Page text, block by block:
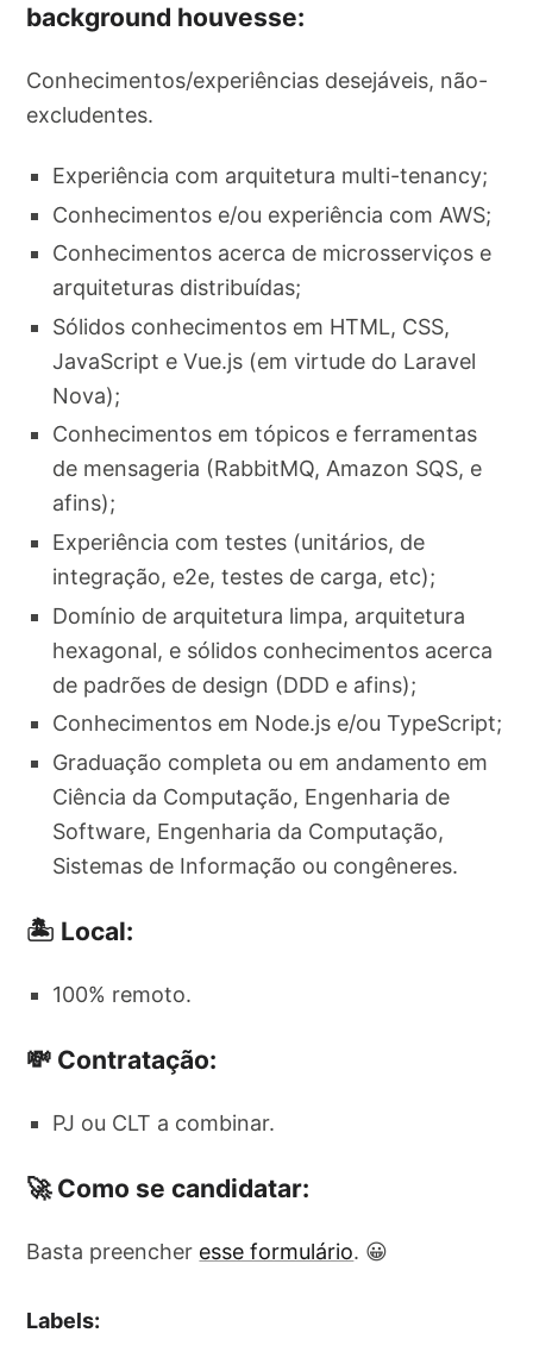
background houvesse:
Conhecimentos/experiências desejáveis, não-
excludentes.
Experiência com arquitetura multi-tenancy;
Conhecimentos e/ou experiência com AWS;
Conhecimentos acerca de microsserviços e
arquiteturas distribuídas;
Sólidos conhecimentos em HTML, CSS,
JavaScript e Vue.js (em virtude do Laravel
Nova);
Conhecimentos em tópicos e ferramentas
de mensageria (RabbitMQ, Amazon SQS, e
afins);
Experiência com testes (unitários, de
integração, e2e, testes de carga, etc);
Domínio de arquitetura limpa, arquitetura
hexagonal, e sólidos conhecimentos acerca
de padrões de design (DDD e afins);
Conhecimentos em Node.js e/ou TypeScript;
Graduação completa ou em andamento em
Ciência da Computação, Engenharia de
Software, Engenharia da Computação,
Sistemas de Informação ou congêneres.
🏝️ Local:
100% remoto.
💸 Contratação:
PJ ou CLT a combinar.
🚀 Como se candidatar:
Basta preencher esse formulário. 😀
Labels: